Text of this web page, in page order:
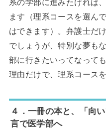
系の学部に進みたければ
ます（理系コースを選ん
はできます）。弁護士だ
でしょうが、特別な夢も
部に行きたいってなって
理由だけで、理系コース
４．一冊の本と、「向
言で医学部へ